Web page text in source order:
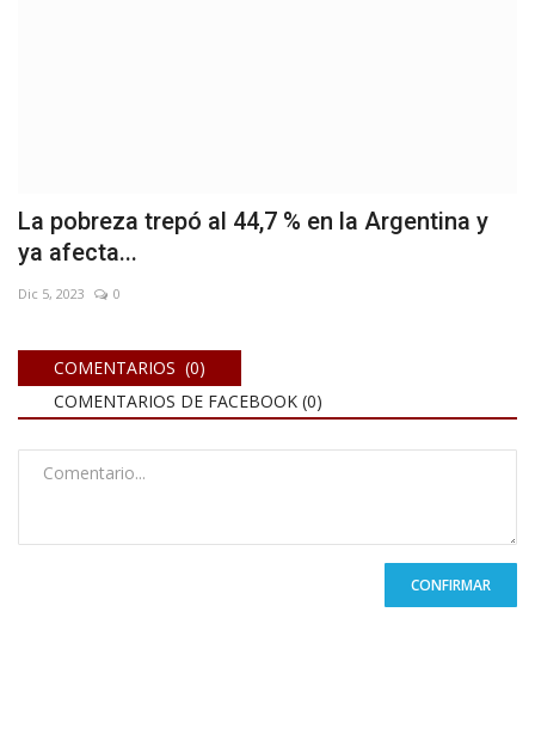
La pobreza trepó al 44,7 % en la Argentina y
ya afecta...
Dic 5, 2023 0
COMENTARIOS (0)
COMENTARIOS DE FACEBOOK (0)
CONFIRMAR